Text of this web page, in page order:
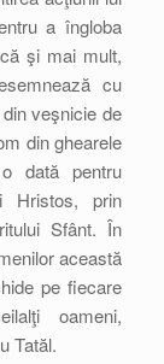
a îngloba
şi mai mult,
cu
veşnicie de
din ghearele
dată pentru
Hristos, prin
Sfânt. În
această
pe fiecare
oameni,
Tatăl.